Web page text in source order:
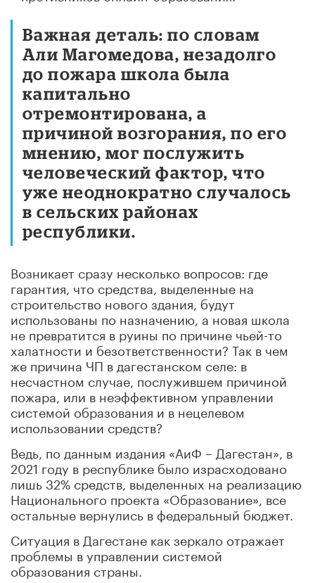
Важная деталь: по словам
Али Магомедова, незадолго
до пожара школа была
капитально
отремонтирована, а
причиной возгорания, по его
мнению, мог послужить
человеческий фактор, что
уже неоднократно случалось
в сельских районах
республики.
Возникает сразу несколько вопросов: где
гарантия, что средства, выделенные на
строительство нового здания, будут
использованы по назначению, а новая школа
не превратится в руины по причине чьей-то
халатности и безответственности? Так в чем
же причина ЧП в дагестанском селе: в
несчастном случае, послужившем причиной
пожара, или в неэффективном управлении
системой образования и в нецелевом
использовании средств?
Ведь, по данным издания «АиФ – Дагестан», в
2021 году в республике было израсходовано
лишь 32% средств, выделенных на реализацию
Национального проекта «Образование», все
остальные вернулись в федеральный бюджет.
Ситуация в Дагестане как зеркало отражает
проблемы в управлении системой
образования страны.